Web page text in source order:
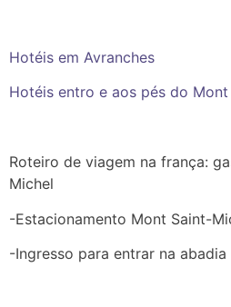
Hotéis em Avranches
Hotéis entro e aos pés do
Roteiro de viagem na frança:
Michel
-Estacionamento Mont Saint-
-Ingresso para entrar na